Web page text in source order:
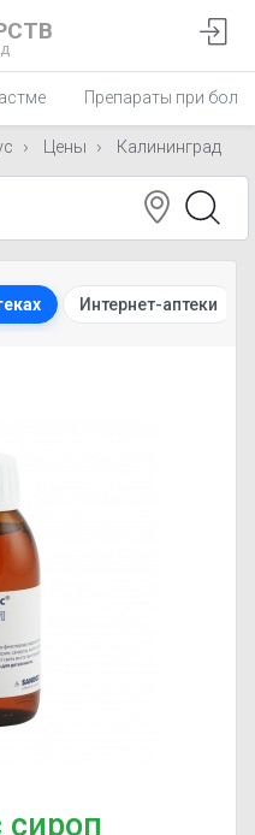
Препараты при боли
Цены Калининград
Интернет-аптеки
сироп